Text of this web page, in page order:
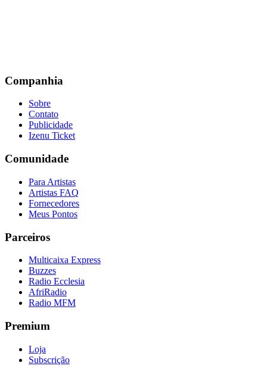
Companhia
Sobre
Contato
Publicidade
Izenu Ticket
Comunidade
Para Artistas
Artistas FAQ
Fornecedores
Meus Pontos
Parceiros
Multicaixa Express
Buzzes
Radio Ecclesia
AfriRadio
Radio MFM
Premium
Loja
Subscrição